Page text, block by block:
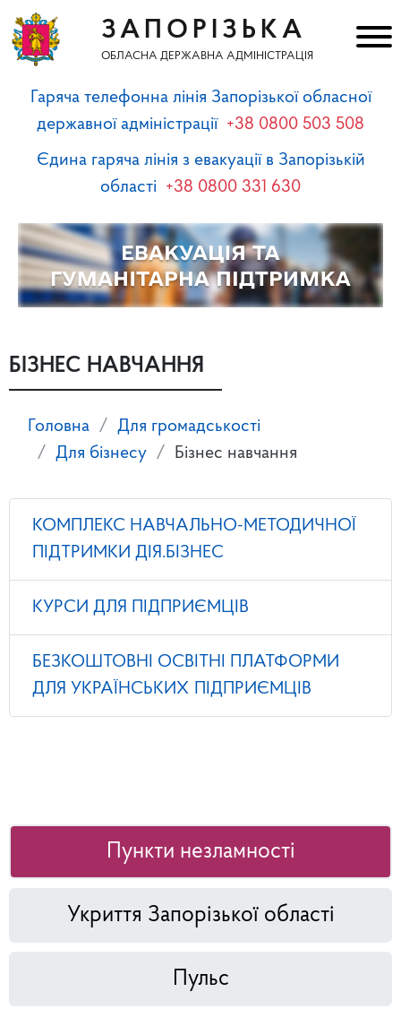
ЗАПОРІЗЬКА
ОБЛАСНА ДЕРЖАВНА АДМІНІСТРАЦІЯ
Гаряча телефонна лінія Запорізької обласної
державної адміністрації +38 0800 503 508
Єдина гаряча лінія з евакуації в Запорізькій
області +38 0800 331 630
БІЗНЕС НАВЧАННЯ
Головна
Для громадськості
Для бізнесу
Бізнес навчання
КОМПЛЕКС НАВЧАЛЬНО-МЕТОДИЧНОЇ
ПІДТРИМКИ ДІЯ.БІЗНЕС
КУРСИ ДЛЯ ПІДПРИЄМЦІВ
БЕЗКОШТОВНІ ОСВІТНІ ПЛАТФОРМИ
ДЛЯ УКРАЇНСЬКИХ ПІДПРИЄМЦІВ
Пункти незламності
Укриття Запорізької області
Пульс